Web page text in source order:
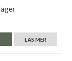
LÄS MER